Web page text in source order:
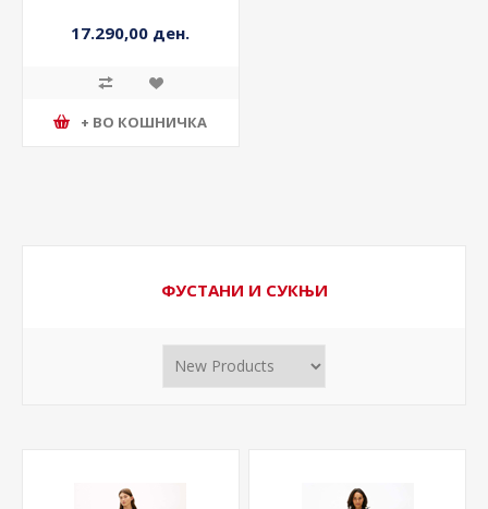
17.290,00 ден.
+ ВО КОШНИЧКА
ФУСТАНИ И СУКЊИ